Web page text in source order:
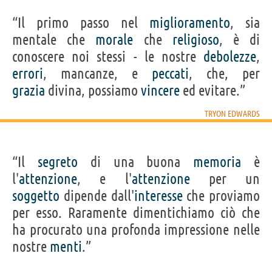
“Il primo passo nel miglioramento, sia
mentale che morale che religioso, è di
conoscere noi stessi - le nostre debolezze,
errori, mancanze, e peccati, che, per
grazia divina, possiamo vincere ed evitare.”
TRYON EDWARDS
“Il segreto di una buona memoria è
l'attenzione, e l'attenzioneper un
soggetto dipende dall'interesseche proviamo
per esso. Raramente dimentichiamo ciò che
ha procurato una profonda impressione nelle
nostre menti.”